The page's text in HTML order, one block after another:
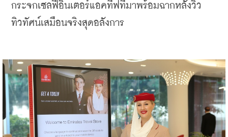
กระจกเซลฟี่อินเตอร์แอคทีฟที่มาพร้อมฉากหลังวิว
ทิวทัศน์เสมือนจริงสุดอลังการ